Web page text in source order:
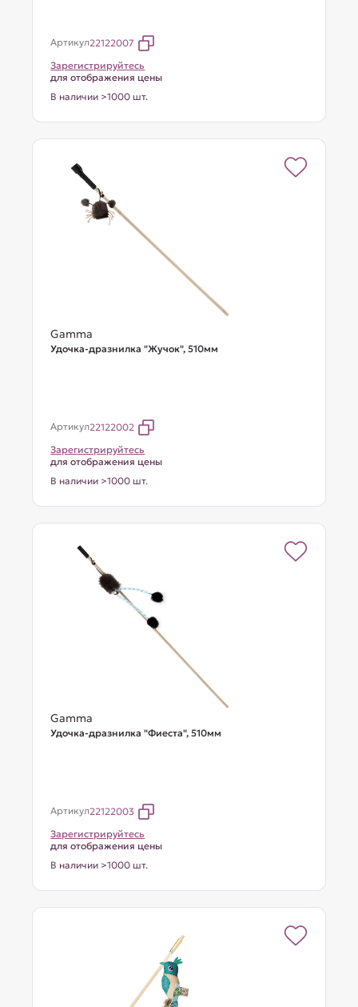
Артикул22122007
Зарегистрируйтесь
для отображения цены
В наличии >1000 шт.
Gamma
Удочка-дразнилка "Жучок", 510мм
Артикул22122002
Зарегистрируйтесь
для отображения цены
В наличии >1000 шт.
Gamma
Удочка-дразнилка "Фиеста", 510мм
Артикул22122003
Зарегистрируйтесь
для отображения цены
В наличии >1000 шт.